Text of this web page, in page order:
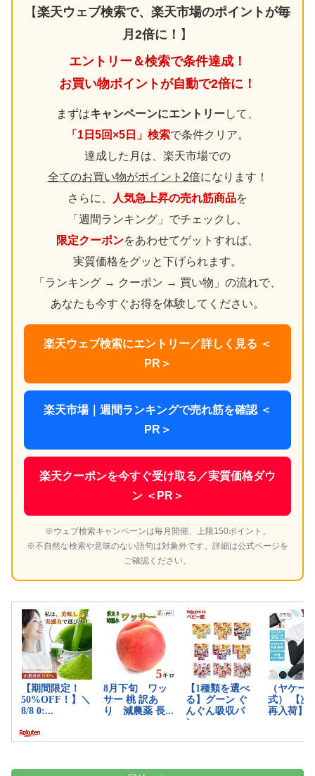
【楽天ウェブ検索で、楽天市場のポイントが毎
月2倍に！ 】
エントリー＆検索で条件達成！
お買い物ポイントが自動で2倍に！
まずはキャンペーンにエントリーして、
「1日5回×5日」検索で条件クリア。
達成した月は、楽天市場での
全てのお買い物がポイント2倍になります！
さらに、
人気急上昇の売れ筋商品を
「週間ランキング」でチェックし、
限定クーポンをあわせてゲットすれば、
実質価格をグッと下げられます。
「ランキング → クーポン → 買い物」の流れで、
あなたも今すぐお得を体験してください。
楽天ウェブ検索にエントリー／詳しく見る ＜
PR＞
楽天市場｜週間ランキングで売れ筋を確認 ＜
PR＞
楽天クーポンを今すぐ受け取る／実質価格ダウ
ン ＜PR＞
※ウェブ検索キャンペーンは毎月開催、上限150ポイント。
※不自然な検索や意味のない語句は対象外です。詳細は公式ページを
ご確認ください。